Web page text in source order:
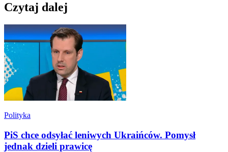
Czytaj dalej
Polityka
PiS chce odsyłać leniwych Ukraińców. Pomysł
jednak dzieli prawicę